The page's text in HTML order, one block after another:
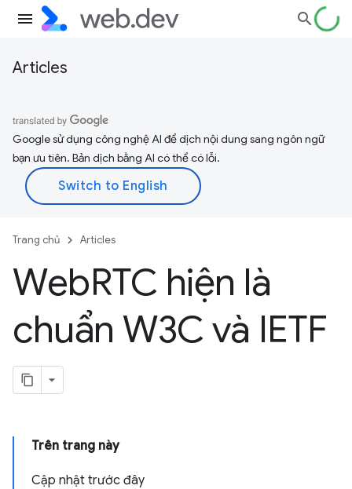
Articles
Google sử dụng công nghệ AI để dịch nội dung sang ngôn ngữ
bạn ưu tiên. Bản dịch bằng AI có thể có lỗi.
Trang chủ Articles
WebRTC hiện là
chuẩn W3C và IETF
Trên trang này
Cập nhật trước đây